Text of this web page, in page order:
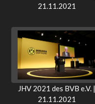
21.11.2021
JHV 2021 des BVB e.V. |
21.11.2021